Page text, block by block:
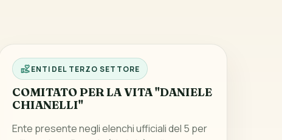
ENTI DEL TERZO SETTORE
COMITATO PER LA VITA "DANIELE
CHIANELLI"
Ente presente negli elenchi ufficiali del 5 per